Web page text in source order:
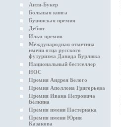
Анти-Букер
Большая книга
Бунинская премия
Дебют
Илья-премия
Международная отметина
имени отца русского
футуризма Давида Бурлюка
Национальный бестселлер
НОС
Премия Андрея Белого
Премия Аполлона Григорьева
Премия Ивана Петровича
Белкина
Премия имени Пастернака
Премия имени Юрия
Казакова